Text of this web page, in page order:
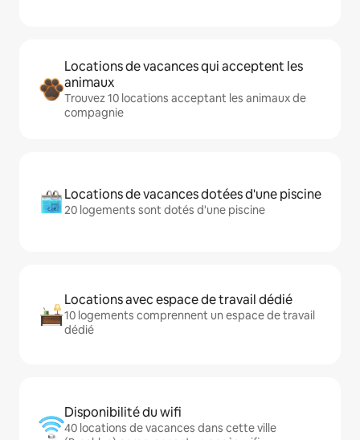
Locations de vacances qui acceptent les
animaux
Trouvez 10 locations acceptant les animaux de
compagnie
Locations de vacances dotées d'une piscine
20 logements sont dotés d'une piscine
Locations avec espace de travail dédié
10 logements comprennent un espace de travail
dédié
Disponibilité du wifi
40 locations de vacances dans cette ville